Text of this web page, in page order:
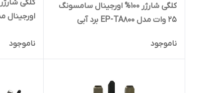
کلگی شارژر 100% اورجینال سامسونگ
25 وات مدل EP-TA800 برد آبی
ناموجود
ناموجود